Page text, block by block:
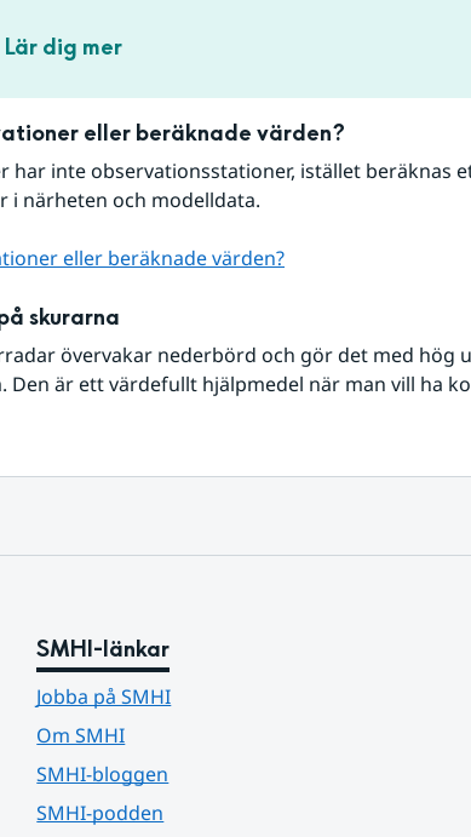
Lär dig mer
eller beräknade värden?
har inte observationsstationer, istället beräknas
i närheten och modelldata.
eller beräknade värden?
skurarna
övervakar nederbörd och gör det med hög
Den är ett värdefullt hjälpmedel när man vill ha
SMHI-länkar
Jobba på SMHI
Om SMHI
SMHI-bloggen
SMHI-podden